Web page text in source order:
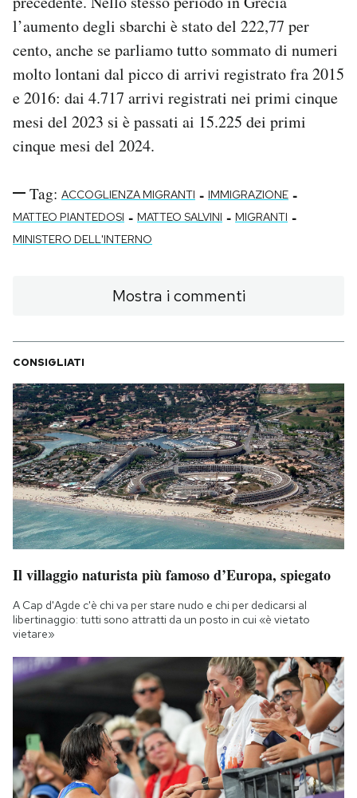
l’aumento degli sbarchi è stato del 222,77 per
cento, anche se parliamo tutto sommato di numeri
molto lontani dal picco di arrivi registrato fra 2015
e 2016: dai 4.717 arrivi registrati nei primi cinque
mesi del 2023 si è passati ai 15.225 dei primi
cinque mesi del 2024.
Tag: ACCOGLIENZA MIGRANTI - IMMIGRAZIONE -
MATTEO PIANTEDOSI - MATTEO SALVINI - MIGRANTI -
MINISTERO DELL'INTERNO
Mostra i commenti
CONSIGLIATI
Il villaggio naturista più famoso d’Europa, spiegato
A Cap d'Agde c'è chi va per stare nudo e chi per dedicarsi al
libertinaggio: tutti sono attratti da un posto in cui «è vietato
vietare»